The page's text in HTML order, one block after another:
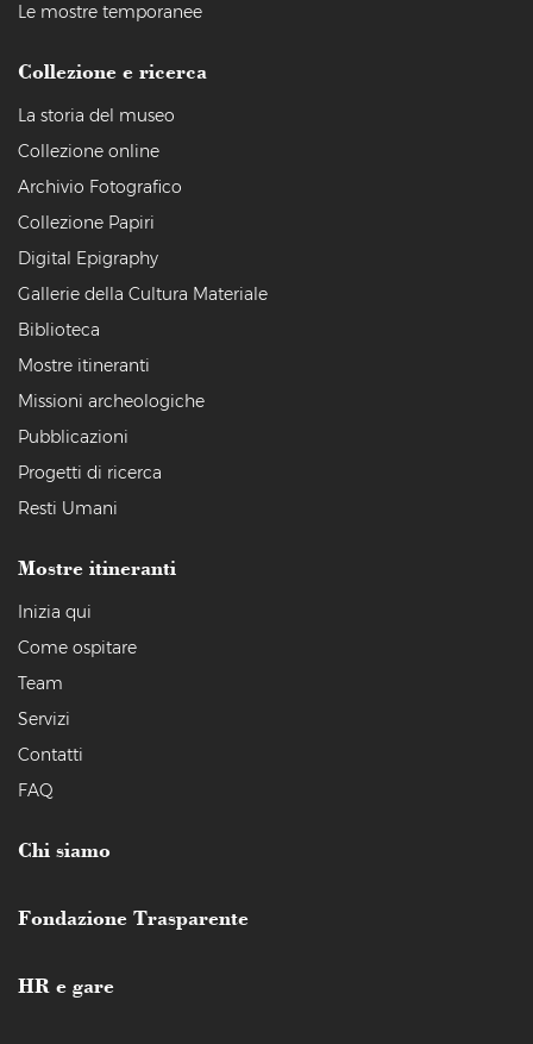
Le mostre temporanee
Collezione e ricerca
La storia del museo
Collezione online
Archivio Fotografico
Collezione Papiri
Digital Epigraphy
Gallerie della Cultura Materiale
Biblioteca
Mostre itineranti
Missioni archeologiche
Pubblicazioni
Progetti di ricerca
Resti Umani
Mostre itineranti
Inizia qui
Come ospitare
Team
Servizi
Contatti
FAQ
Chi siamo
Fondazione Trasparente
HR e gare